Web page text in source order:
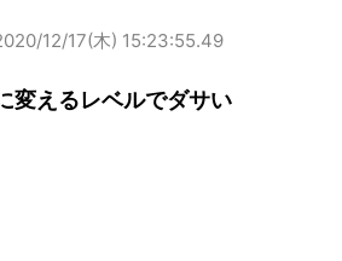
12/17(木) 15:23:55.49
変えるレベルでダサい